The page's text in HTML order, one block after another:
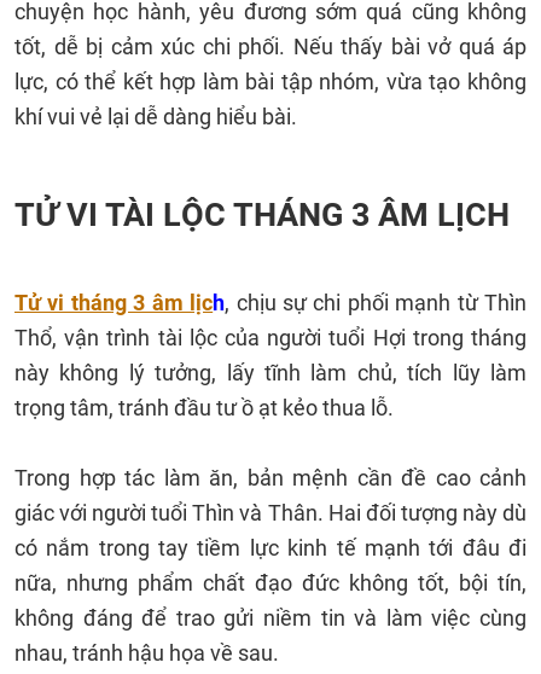
chuyện học hành, yêu đương sớm quá cũng không
tốt, dễ bị cảm xúc chi phối. Nếu thấy bài vở quá áp
lực, có thể kết hợp làm bài tập nhóm, vừa tạo không
khí vui vẻ lại dễ dàng hiểu bài.
TỬ VI TÀI LỘC THÁNG 3 ÂM LỊCH
Tử vi tháng 3 âm lịch, chịu sự chi phối mạnh từ Thìn
Thổ, vận trình tài lộc của người tuổi Hợi trong tháng
này không lý tưởng, lấy tĩnh làm chủ, tích lũy làm
trọng tâm, tránh đầu tư ồ ạt kẻo thua lỗ.
Trong hợp tác làm ăn, bản mệnh cần đề cao cảnh
giác với người tuổi Thìn và Thân. Hai đối tượng này dù
có nắm trong tay tiềm lực kinh tế mạnh tới đâu đi
nữa, nhưng phẩm chất đạo đức không tốt, bội tín,
không đáng để trao gửi niềm tin và làm việc cùng
nhau, tránh hậu họa về sau.